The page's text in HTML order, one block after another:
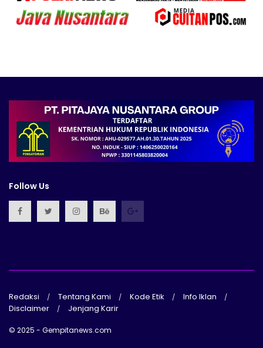
Follow Us
Redaksi Tentang Kami Kode Etik
Info Iklan
Disclaimer
Jenjang Karir
© 2025 - Gempitanews.com